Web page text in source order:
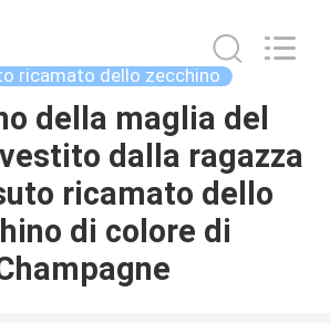
ricamato dello zecchino
della maglia del
dalla ragazza
ricamato dello
di colore di